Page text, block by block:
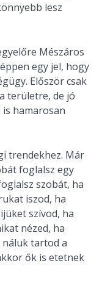
lesz
Mészáros
egy jel, hogy
Először csak
területre, de jó
hamarosan
trendekhez. Már
foglalsz egy
szobát, ha
iszod, ha
szívod, ha
nézed, ha
náluk tartod a
ők is etetnek